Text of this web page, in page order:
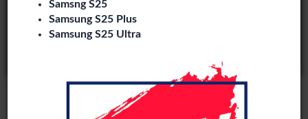
Samsng S25
Samsung S25 Plus
Samsung S25 Ultra